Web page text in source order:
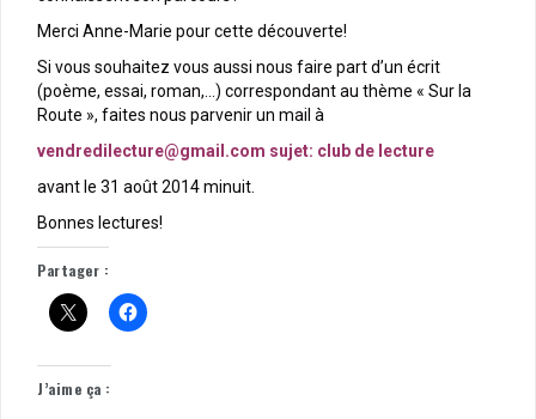
Merci Anne-Marie pour cette découverte!
Si vous souhaitez vous aussi nous faire part d’un écrit
(poème, essai, roman,…) correspondant au thème « Sur la
Route », faites nous parvenir un mail à
vendredilecture@gmail.com sujet: club de lecture
avant le 31 août 2014 minuit.
Bonnes lectures!
Partager :
J’aime ça :